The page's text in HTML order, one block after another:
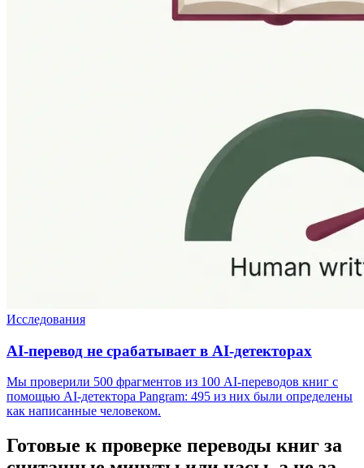
Исследования
AI-перевод не срабатывает в AI-детекторах
Мы проверили 500 фрагментов из 100 AI-переводов книг с
помощью AI-детектора Pangram: 495 из них были определены
как написанные человеком.
Готовые к проверке переводы книг за